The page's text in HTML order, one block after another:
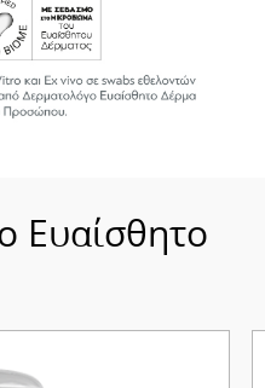
Ευαίσθητο